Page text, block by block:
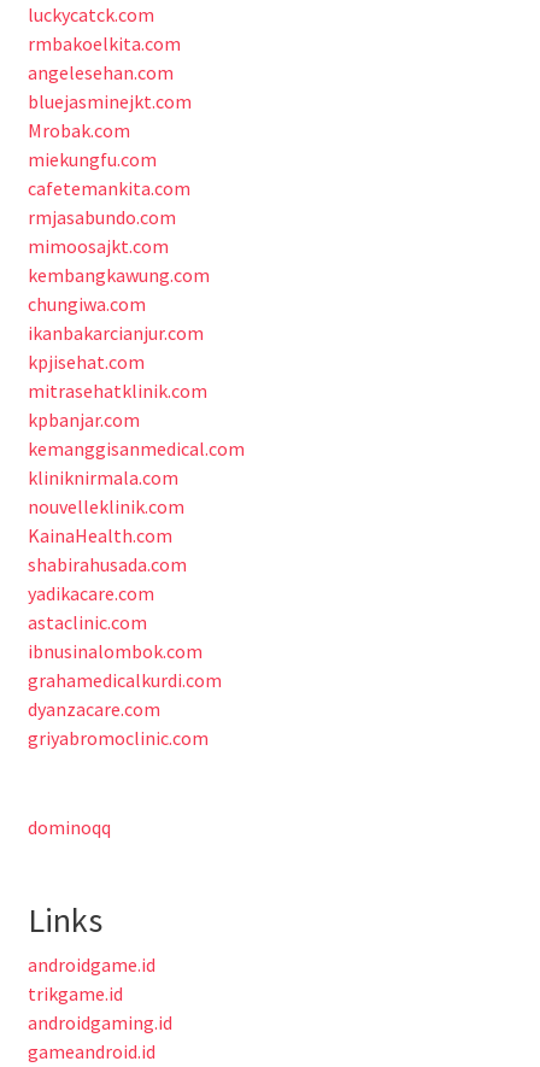
luckycatck.com
rmbakoelkita.com
angelesehan.com
bluejasminejkt.com
Mrobak.com
miekungfu.com
cafetemankita.com
rmjasabundo.com
mimoosajkt.com
kembangkawung.com
chungiwa.com
ikanbakarcianjur.com
kpjisehat.com
mitrasehatklinik.com
kpbanjar.com
kemanggisanmedical.com
kliniknirmala.com
nouvelleklinik.com
KainaHealth.com
shabirahusada.com
yadikacare.com
astaclinic.com
ibnusinalombok.com
grahamedicalkurdi.com
dyanzacare.com
griyabromoclinic.com
dominoqq
Links
androidgame.id
trikgame.id
androidgaming.id
gameandroid.id